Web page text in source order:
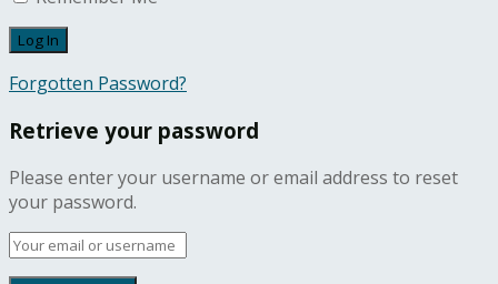
Forgotten Password?
Retrieve your password
Please enter your username or email address to reset
your password.